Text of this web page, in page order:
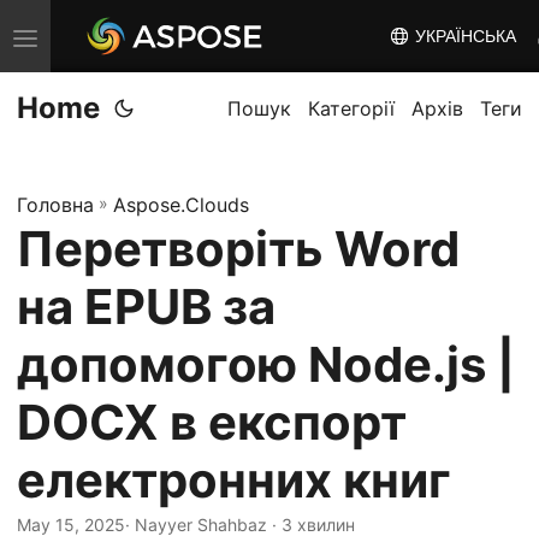
T
o
g
e
n
v
g
a
t
i
o
УКРАЇНСЬКА
Home Пошук Категорії Архів Теги
Головна » Aspose.Clouds
Перетворіть Word
на EPUB за
допомогою Node.js |
DOCX в експорт
електронних книг
May 15, 2025· Nayyer Shahbaz · 3 хвилин